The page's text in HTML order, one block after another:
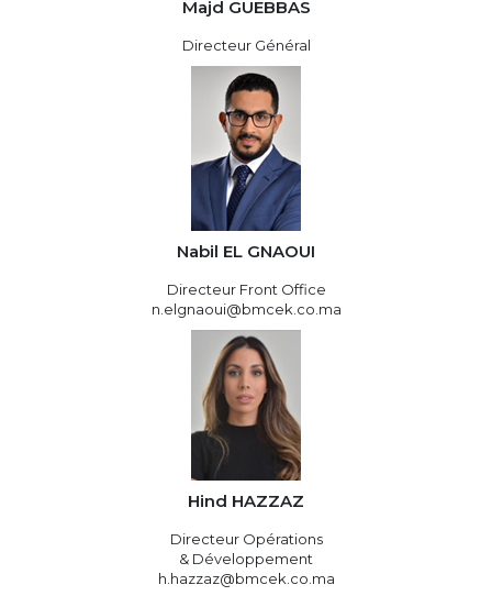
Majd GUEBBAS
Directeur Général
Nabil EL GNAOUI
Directeur Front Office
n.elgnaoui@bmcek.co.ma
Hind HAZZAZ
Directeur Opérations
& Développement
h.hazzaz@bmcek.co.ma